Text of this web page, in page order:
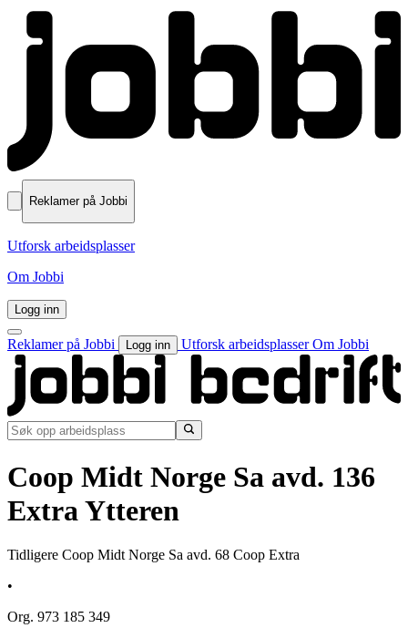
Reklamer på Jobbi
Utforsk arbeidsplasser
Om Jobbi
Logg inn
Reklamer på Jobbi Logg inn Utforsk arbeidsplasserOm Jobbi
Coop Midt Norge Sa avd. 136
Extra Ytteren
Tidligere Coop Midt Norge Sa avd. 68 Coop Extra
•
Org. 973 185 349